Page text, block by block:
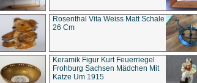
Rosenthal Vita Weiss Matt Schale
26 Cm
Keramik Figur Kurt Feuerriegel
Frohburg Sachsen Mädchen Mit
Katze Um 1915